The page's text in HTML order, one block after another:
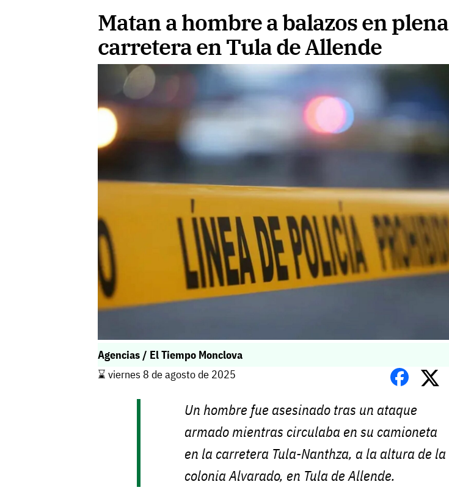
Matan a hombre a balazos en plena
carretera en Tula de Allende
Agencias / El Tiempo Monclova
⌛️ viernes 8 de agosto de 2025
Un hombre fue asesinado tras un ataque
armado mientras circulaba en su camioneta
en la carretera Tula-Nanthza, a la altura de la
colonia Alvarado, en Tula de Allende.